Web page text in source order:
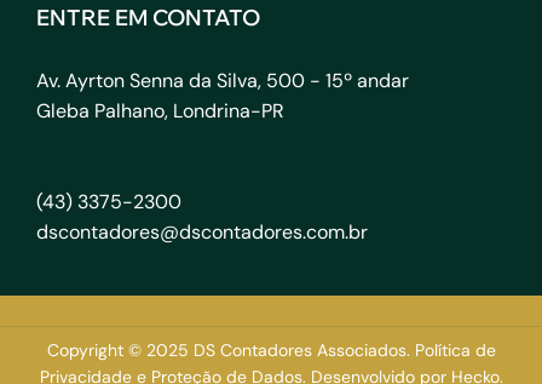
ENTRE EM CONTATO
Av. Ayrton Senna da Silva, 500 - 15º andar
Gleba Palhano, Londrina-PR
(43) 3375-2300
dscontadores@dscontadores.com.br
Copyright © 2025 DS Contadores Associados. Política de
Privacidade e Proteção de Dados. Desenvolvido por Hecko.